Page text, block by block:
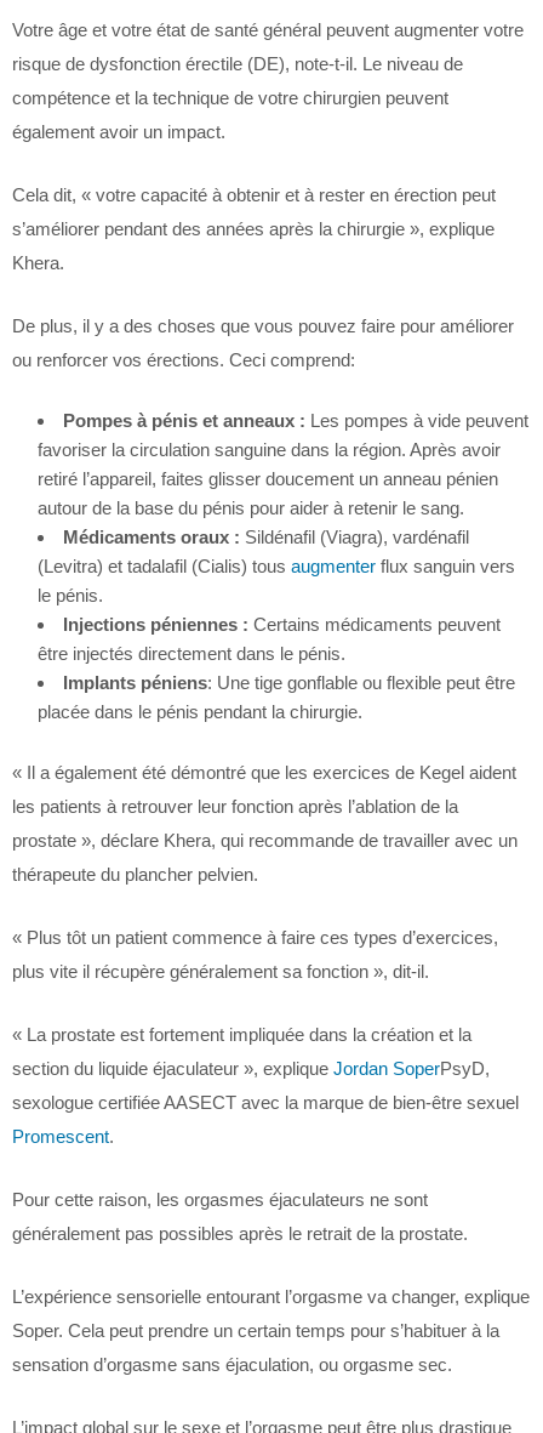
Votre âge et votre état de santé général peuvent augmenter votre
risque de dysfonction érectile (DE), note-t-il. Le niveau de
compétence et la technique de votre chirurgien peuvent
également avoir un impact.
Cela dit, « votre capacité à obtenir et à rester en érection peut
s’améliorer pendant des années après la chirurgie », explique
Khera.
De plus, il y a des choses que vous pouvez faire pour améliorer
ou renforcer vos érections. Ceci comprend:
Pompes à pénis et anneaux : Les pompes à vide peuvent
favoriser la circulation sanguine dans la région. Après avoir
retiré l’appareil, faites glisser doucement un anneau pénien
autour de la base du pénis pour aider à retenir le sang.
Médicaments oraux : Sildénafil (Viagra), vardénafil
(Levitra) et tadalafil (Cialis) tous augmenter flux sanguin vers
le pénis.
Injections péniennes : Certains médicaments peuvent
être injectés directement dans le pénis.
Implants péniens: Une tige gonflable ou flexible peut être
placée dans le pénis pendant la chirurgie.
« Il a également été démontré que les exercices de Kegel aident
les patients à retrouver leur fonction après l’ablation de la
prostate », déclare Khera, qui recommande de travailler avec un
thérapeute du plancher pelvien.
« Plus tôt un patient commence à faire ces types d’exercices,
plus vite il récupère généralement sa fonction », dit-il.
« La prostate est fortement impliquée dans la création et la
section du liquide éjaculateur », explique Jordan SoperPsyD,
sexologue certifiée AASECT avec la marque de bien-être sexuel
Promescent.
Pour cette raison, les orgasmes éjaculateurs ne sont
généralement pas possibles après le retrait de la prostate.
L’expérience sensorielle entourant l’orgasme va changer, explique
Soper. Cela peut prendre un certain temps pour s’habituer à la
sensation d’orgasme sans éjaculation, ou orgasme sec.
L’impact global sur le sexe et l’orgasme peut être plus drastique